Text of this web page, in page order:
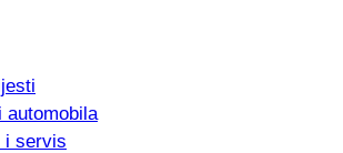
Marvel Tōkon: Fighting
igrača
automobila
i servis